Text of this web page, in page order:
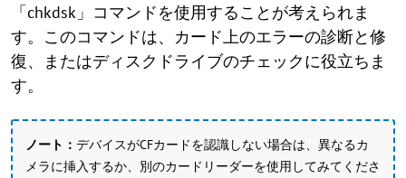
「chkdsk」コマンドを使用することが考えられま
す。このコマンドは、カード上のエラーの診断と修
復、またはディスクドライブのチェックに役立ちま
す。
ノート： デバイスがCFカードを認識しない場合は、異なるカ
メラに挿入するか、別のカードリーダーを使用してみてくださ